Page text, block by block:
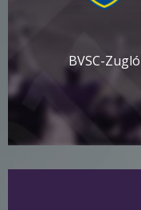
BVSC-Zugló